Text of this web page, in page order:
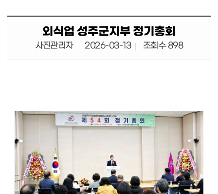
사
활
동
외식업 성주군지부 정기총회
사진관리자 2026-03-13 조회수 898